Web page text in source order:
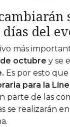
del
más
octubre y se
Es por esto
para la
parte de las
se realizarán